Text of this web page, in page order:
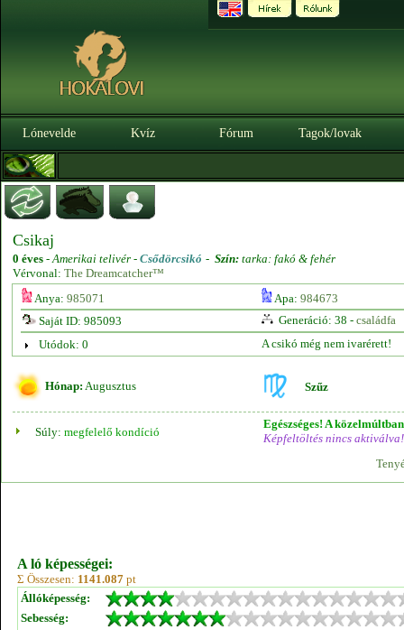
Lónevelde Kvíz Fórum Tagok/lovak
Csikaj
0 éves -Amerikai telivér - Csődörcsikó - Szín: tarka: fakó & fehér
Vérvonal: The Dreamcatcher™
Anya: 985071 Apa: 984673
Saját ID: 985093
Generáció: 38 - családfa
Utódok: 0
A csikó még nem ivarérett!
Hónap: Augusztus Szűz
Súly: megfelelő kondíció
Egészséges! A
Képfeltöltés nincs aktiválva!
A ló képességei:
Σ Összesen: 1141.087 pt
Állóképesség:
Sebesség: